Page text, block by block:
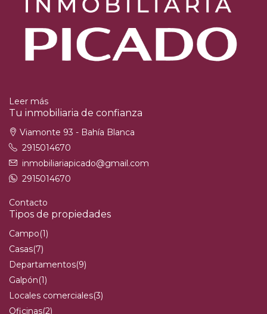
Leer más
Tu inmobiliaria de confianza
Viamonte 93 - Bahía Blanca
2915014670
inmobiliariapicado@gmail.com
2915014670
Contacto
Tipos de propiedades
Campo(1)
Casas(7)
Departamentos(9)
Galpón(1)
Locales comerciales(3)
Oficinas(2)